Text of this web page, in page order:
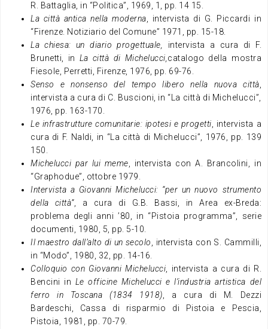
R. Battaglia, in “Politica”, 1969, 1, pp. 14 15.
La città antica nella moderna, intervista di G. Piccardi in
“Firenze. Notiziario del Comune” 1971, pp. 15-18.
La chiesa: un diario progettuale, intervista a cura di F.
Brunetti, in La città di Michelucci,catalogo della mostra
Fiesole, Perretti, Firenze, 1976, pp. 69-76.
Senso e nonsenso del tempo libero nella nuova città,
intervista a cura di C. Buscioni, in “La città di Michelucci”,
1976, pp. 163-170.
Le infrastrutture comunitarie: ipotesi e progetti, intervista a
cura di F. Naldi, in “La città di Michelucci”, 1976, pp. 139
150.
Michelucci par lui meme, intervista con A. Brancolini, in
“Graphodue”, ottobre 1979.
Intervista a Giovanni Michelucci: “per un nuovo strumento
della città”, a cura di G.B. Bassi, in Area ex-Breda:
problema degli anni ’80, in “Pistoia programma”, serie
documenti, 1980, 5, pp. 5-10.
Il maestro dall’alto di un secolo, intervista con S. Cammilli,
in “Modo”, 1980, 32, pp. 14-16.
Colloquio con Giovanni Michelucci, intervista a cura di R.
Bencini in Le officine Michelucci e l’industria artistica del
ferro in Toscana (1834 1918), a cura di M. Dezzi
Bardeschi, Cassa di risparmio di Pistoia e Pescia,
Pistoia, 1981, pp. 70-79.